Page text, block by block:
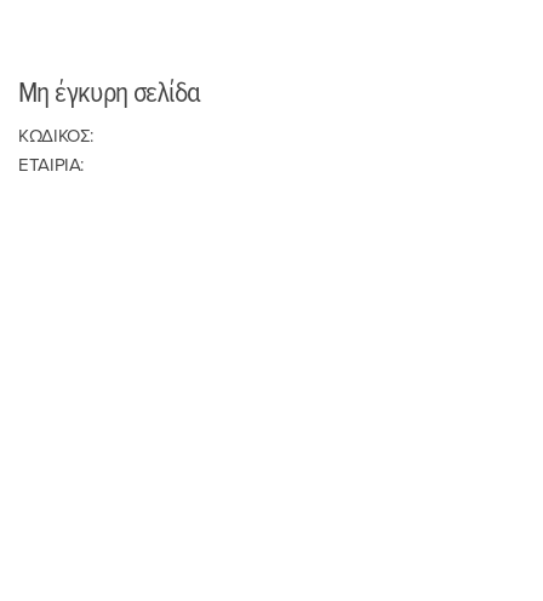
Μη έγκυρη σελίδα
ΚΩΔΙΚΟΣ:
ΕΤΑΙΡΙΑ: